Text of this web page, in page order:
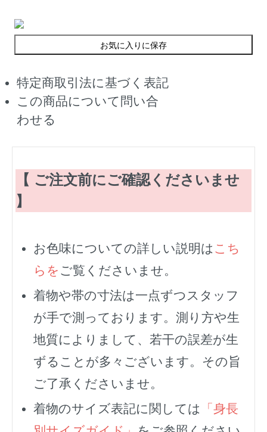
お気に入りに保存
特定商取引法に基づく表記
この商品について問い合
わせる
【 ご注文前にご確認くださいませ
】
お色味についての詳しい説明は こち
らを ご覧くださいませ。
着物や帯の寸法は一点ずつスタッフ
が手で測っております。測り方や生
地質によりまして、若干の誤差が生
ずることが多々ございます。その旨
ご了承くださいませ。
着物のサイズ表記に関しては
「身長